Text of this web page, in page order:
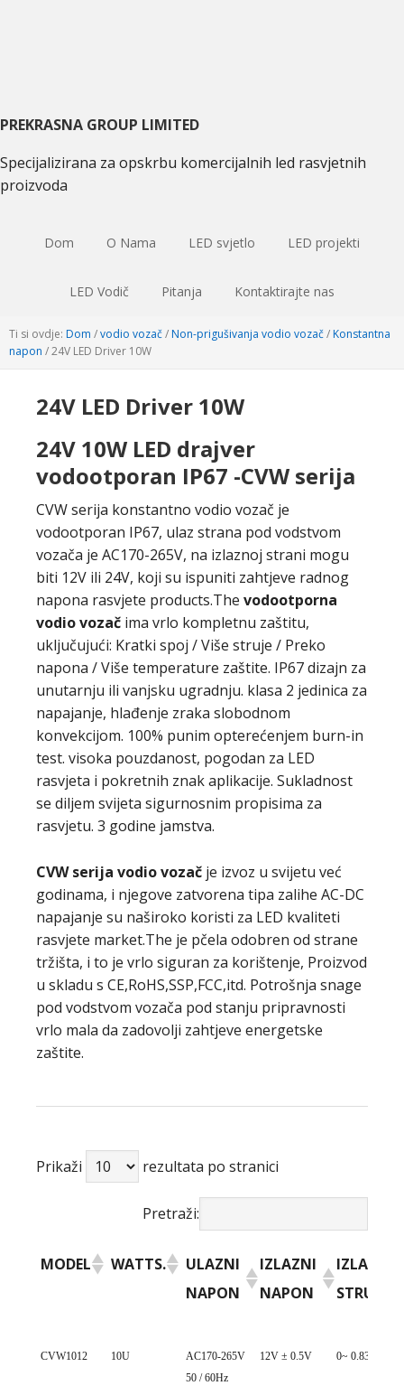
PREKRASNA GROUP LIMITED
Specijalizirana za opskrbu komercijalnih led rasvjetnih
proizvoda
Dom O Nama LED svjetlo LED projekti
LED Vodič Pitanja Kontaktirajte nas
Ti si ovdje: Dom /vodio vozač/ Non-prigušivanja vodio vozač/ Konstantna
napon /24V LED Driver 10W
24V LED Driver 10W
24V 10W LED drajver
vodootporan IP67 -CVW serija
CVW serija konstantno vodio vozač je
vodootporan IP67, ulaz strana pod vodstvom
vozača je AC170-265V, na izlaznoj strani mogu
biti 12V ili 24V, koji su ispuniti zahtjeve radnog
napona rasvjete products.The vodootporna
vodio vozač ima vrlo kompletnu zaštitu,
uključujući: Kratki spoj / Više struje / Preko
napona / Više temperature zaštite. IP67 dizajn za
unutarnju ili vanjsku ugradnju. klasa 2 jedinica za
napajanje, hlađenje zraka slobodnom
konvekcijom. 100% punim opterećenjem burn-in
test. visoka pouzdanost, pogodan za LED
rasvjeta i pokretnih znak aplikacije. Sukladnost
se diljem svijeta sigurnosnim propisima za
rasvjetu. 3 godine jamstva.
CVW serija vodio vozač je izvoz u svijetu već
godinama, i njegove zatvorena tipa zalihe AC-DC
napajanje su naširoko koristi za LED kvaliteti
rasvjete market.The je pčela odobren od strane
tržišta, i to je vrlo siguran za korištenje, Proizvod
u skladu s CE,RoHS,SSP,FCC,itd. Potrošnja snage
pod vodstvom vozača pod stanju pripravnosti
vrlo mala da zadovolji zahtjeve energetske
zaštite.
Prikaži rezultata po stranici
Pretraži:
MODEL WATTS.
ULAZNI
NAPON
IZLAZNI
NAPON
IZLAZNA
STRUJA
MODEL WATTS.
ULAZNI
NAPON
IZLAZNI
IZLAZNA
CVW1012 10U
AC170-265V
50 / 60Hz
12V ± 0.5V 0~ 0.83A